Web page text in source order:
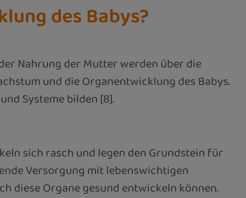
des Babys?
Nahrung der Mutter werden über die
und die Organentwicklung des Babys.
Systeme bilden [8].
sich rasch und legen den Grundstein für
Versorgung mit lebenswichtigen
diese Organe gesund entwickeln können.